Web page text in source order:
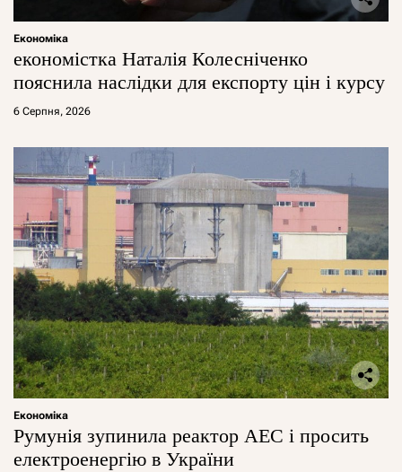
Економіка
економістка Наталія Колесніченко
пояснила наслідки для експорту цін і курсу
6 Серпня, 2026
Економіка
Румунія зупинила реактор АЕС і просить
електроенергію в України